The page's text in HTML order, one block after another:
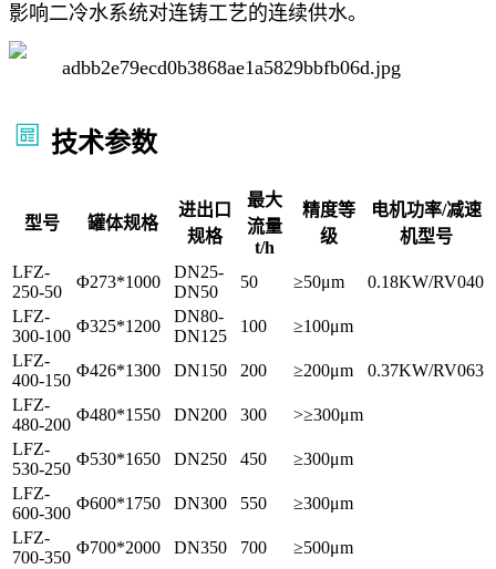
影响二冷水系统对连铸工艺的连续供水。
技术参数
型号 罐体规格
进出口
规格
最大
流量
t/h
精度等
级
电机功率/减速
机型号
LFZ-
250-50
Φ273*1000
DN25-
DN50
50 ≥50μm
0.18KW/RV040
LFZ-
300-100
Φ325*1200
DN80-
DN125
100 ≥100μm
0.37KW/RV063
LFZ-
400-150
Φ426*1300 DN150 200
≥200μm
LFZ-
480-200
Φ480*1550 DN200 300
>≥300μm
LFZ-
530-250
Φ530*1650 DN250 450 ≥300μm
LFZ-
600-300
Φ600*1750 DN300 550
≥300μm
LFZ-
700-350
Φ700*2000 DN350 700
≥500μm